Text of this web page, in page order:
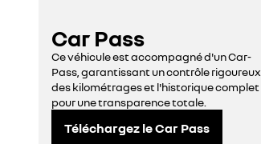
Car Pass
Ce véhicule est accompagné d'un Car-
Pass, garantissant un contrôle rigoureux
des kilométrages et l'historique complet
pour une transparence totale.
Téléchargez le Car Pass